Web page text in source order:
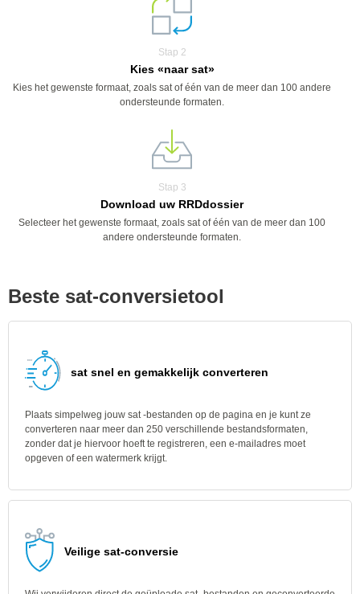
Stap 2
Kies «naar sat»
Kies het gewenste formaat, zoals sat of één van de meer dan 100 andere
ondersteunde formaten.
Stap 3
Download uw RRDdossier
Selecteer het gewenste formaat, zoals sat of één van de meer dan 100
andere ondersteunde formaten.
Beste sat-conversietool
sat snel en gemakkelijk converteren
Plaats simpelweg jouw sat -bestanden op de pagina en je kunt ze
converteren naar meer dan 250 verschillende bestandsformaten,
zonder dat je hiervoor hoeft te registreren, een e-mailadres moet
opgeven of een watermerk krijgt.
Veilige sat-conversie